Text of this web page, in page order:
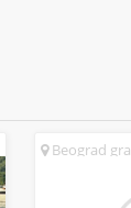
Beograd